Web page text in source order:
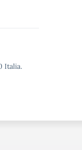
Italia.